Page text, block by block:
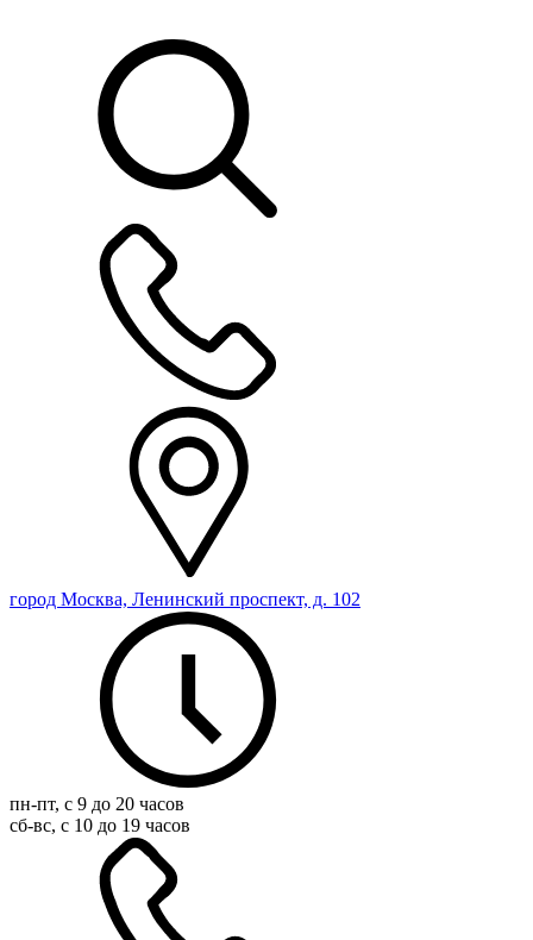
город Москва, Ленинский проспект, д. 102
пн-пт, с 9 до 20 часов
сб-вс, с 10 до 19 часов